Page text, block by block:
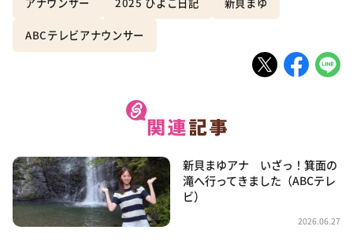
ABCテレビアナウンサー
新貝まゆアナ いざっ！箕面の
滝へ行ってきました（ABCテレ
ビ）
2026.06.27